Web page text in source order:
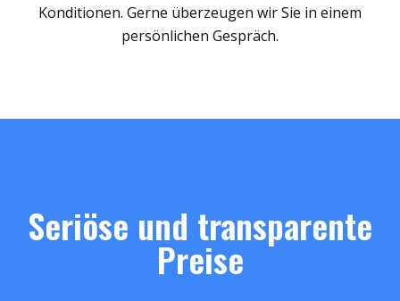
Konditionen. Gerne überzeugen wir Sie in einem
persönlichen Gespräch.
Seriöse und transparente
Preise